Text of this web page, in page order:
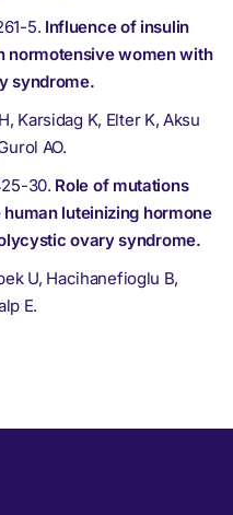
5. Influence of insulin
normotensive women with
syndrome.
, Karsidag K, Elter K,Aksu
AO.
30. Role of mutations
luteinizing hormone
ovary syndrome.
U, Hacihanefioglu B,
E.